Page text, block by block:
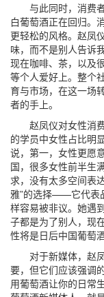
与此同时，消费者
白葡萄酒正在回归。
更轻松的风格。赵凤
味，而不是别人告诉
现在咖啡、茶，以及
等个人爱好上。整个
育与市场，在这一场
者的手上。
赵凤仪对女性消费
的学员中女性占比明
说，第一，女性更愿
国，很多女性前半生
求，没有太多空间表
雅”的选择——它代表
样容易被非议。她遇
子都是为了别人，现
性将是日后中国葡萄
对于新媒体，赵凤
要，但它们应该强
用葡萄酒让你的日常